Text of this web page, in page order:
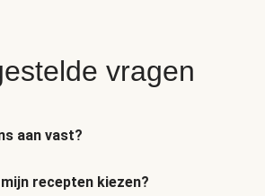
vragen
aan vast?
recepten kiezen?